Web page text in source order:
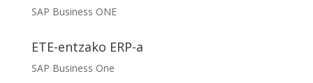
SAP Business ONE
ETE-entzako ERP-a
SAP Business One